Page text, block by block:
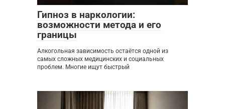
Гипноз в наркологии:
возможности метода и его
границы
Алкогольная зависимость остаётся одной из
самых сложных медицинских и социальных
проблем. Многие ищут быстрый